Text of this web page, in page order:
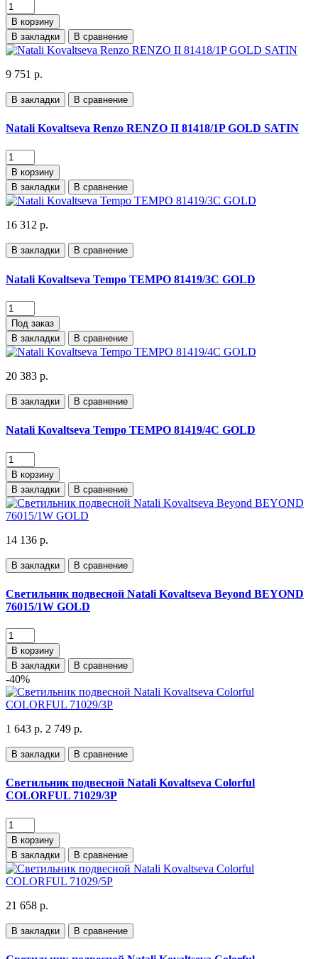
В корзину
В закладки
В сравнение
9 751 р.
В закладки В сравнение
Natali Kovaltseva Renzo RENZO II 81418/1P GOLD SATIN
В корзину
В закладки
В сравнение
16 312 р.
В закладки В сравнение
Natali Kovaltseva Tempo TEMPO 81419/3C GOLD
Под заказ
В закладки
В сравнение
20 383 р.
В закладки В сравнение
Natali Kovaltseva Tempo TEMPO 81419/4C GOLD
В корзину
В закладки
В сравнение
14 136 р.
В закладки В сравнение
Светильник подвесной Natali Kovaltseva Beyond BEYOND
76015/1W GOLD
В корзину
В закладки
В сравнение
-40%
1 643 р. 2 749 р.
В закладки В сравнение
Светильник подвесной Natali Kovaltseva Colorful
COLORFUL 71029/3P
В корзину
В закладки
В сравнение
21 658 р.
В закладки В сравнение